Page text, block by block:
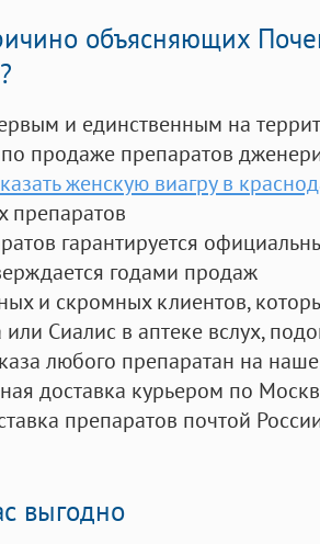
объясняющих
и единственным на
по продаже препаратов
женскую виагру в
препаратов
гарантируется
годами продаж
и скромных клиентов,
Сиалис в аптеке вслух,
любого препаратан на
доставка курьером по
препаратов почтой
выгодно